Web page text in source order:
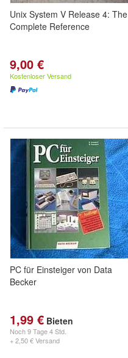
Unix System V Release 4: The
Complete Reference
9,00 €
Kostenloser Versand
PC für Einsteiger von Data
Becker
1,99 € Bieten
Noch9 Tage 4 Std.
+ 2,50 € Versand